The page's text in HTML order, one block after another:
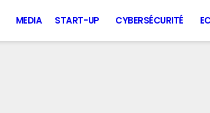
MEDIA START-UP CYBERSÉCURITÉ